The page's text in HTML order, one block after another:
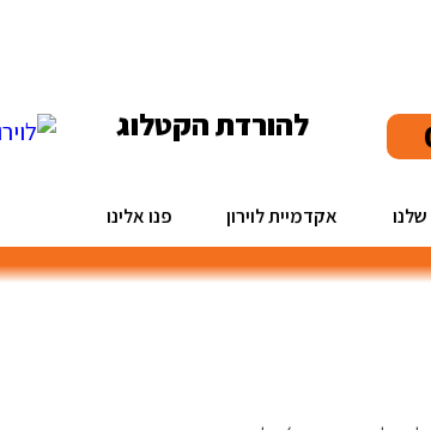
להורדת הקטלוג
אקדמיית לוירון פנו אלינו